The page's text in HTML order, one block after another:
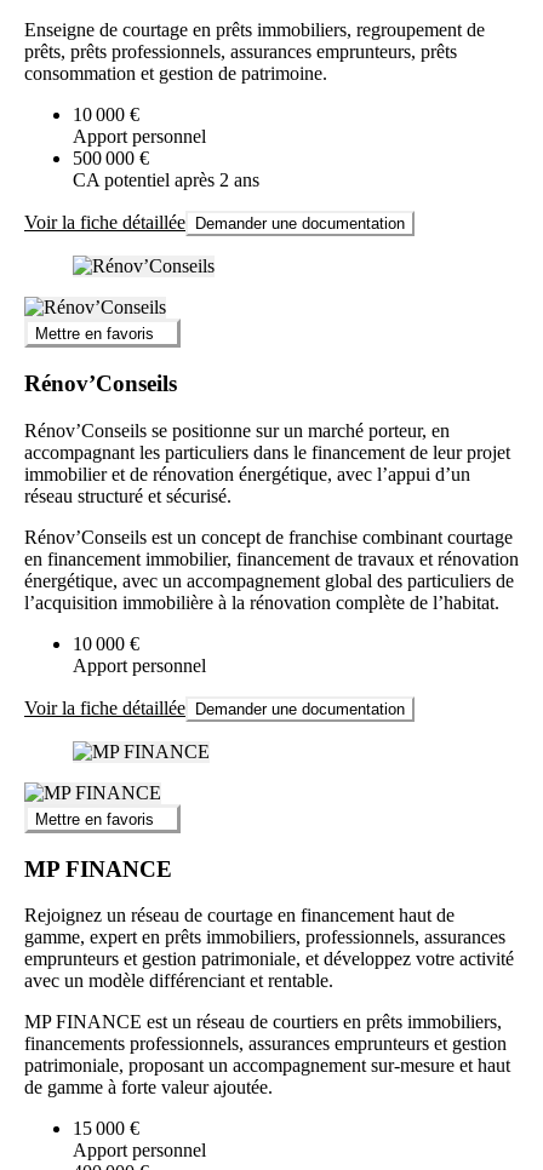
Enseigne de courtage en prêts immobiliers, regroupement de
prêts, prêts professionnels, assurances emprunteurs, prêts
consommation et gestion de patrimoine.
10 000 €
Apport personnel
500 000 €
CA potentiel après 2 ans
Voir la fiche détaillée Demander une documentation
Mettre en favoris
Rénov’Conseils
Rénov’Conseils se positionne sur un marché porteur, en
accompagnant les particuliers dans le financement de leur projet
immobilier et de rénovation énergétique, avec l’appui d’un
réseau structuré et sécurisé.
Rénov’Conseils est un concept de franchise combinant courtage
en financement immobilier, financement de travaux et rénovation
énergétique, avec un accompagnement global des particuliers de
l’acquisition immobilière à la rénovation complète de l’habitat.
10 000 €
Apport personnel
Voir la fiche détaillée Demander une documentation
Mettre en favoris
MP FINANCE
Rejoignez un réseau de courtage en financement haut de
gamme, expert en prêts immobiliers, professionnels, assurances
emprunteurs et gestion patrimoniale, et développez votre activité
avec un modèle différenciant et rentable.
MP FINANCE est un réseau de courtiers en prêts immobiliers,
financements professionnels, assurances emprunteurs et gestion
patrimoniale, proposant un accompagnement sur-mesure et haut
de gamme à forte valeur ajoutée.
15 000 €
Apport personnel